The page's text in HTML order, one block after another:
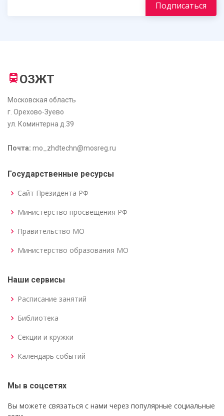
ОЗЖТ
Московская область
г. Орехово-Зуево
ул. Коминтерна д.39
Почта: mo_zhdtechn@mosreg.ru
Государственные ресурсы
Сайт Президента РФ
Министерство просвещения РФ
Правительство МО
Министерство образования МО
Наши сервисы
Расписание занятий
Библиотека
Секции и кружки
Календарь событий
Мы в соцсетях
Вы можете связаться с нами через популярные социальные